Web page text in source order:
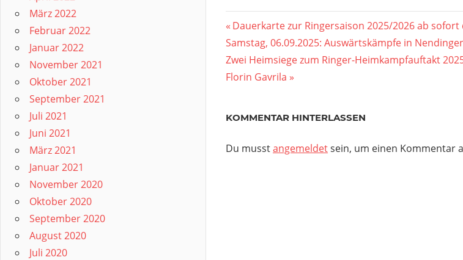
Beitragsnavigation
Vorheriger
Beitrag:
Dauerkarte zur Ringersaison 2025/2026 ab
Samstag, 06.09.2025: Auswärtskämpfe in
Nächster
Beitrag:
Zwei Heimsiege zum Ringer-Heimkampfauftakt
Florin Gavrila
KOMMENTAR HINTERLASSEN
Du musstangemeldetsein, um einen Kommentar
März 2022
Februar 2022
Januar 2022
November 2021
Oktober 2021
September 2021
Juli 2021
Juni 2021
März 2021
Januar 2021
November 2020
Oktober 2020
September 2020
August 2020
Juli 2020